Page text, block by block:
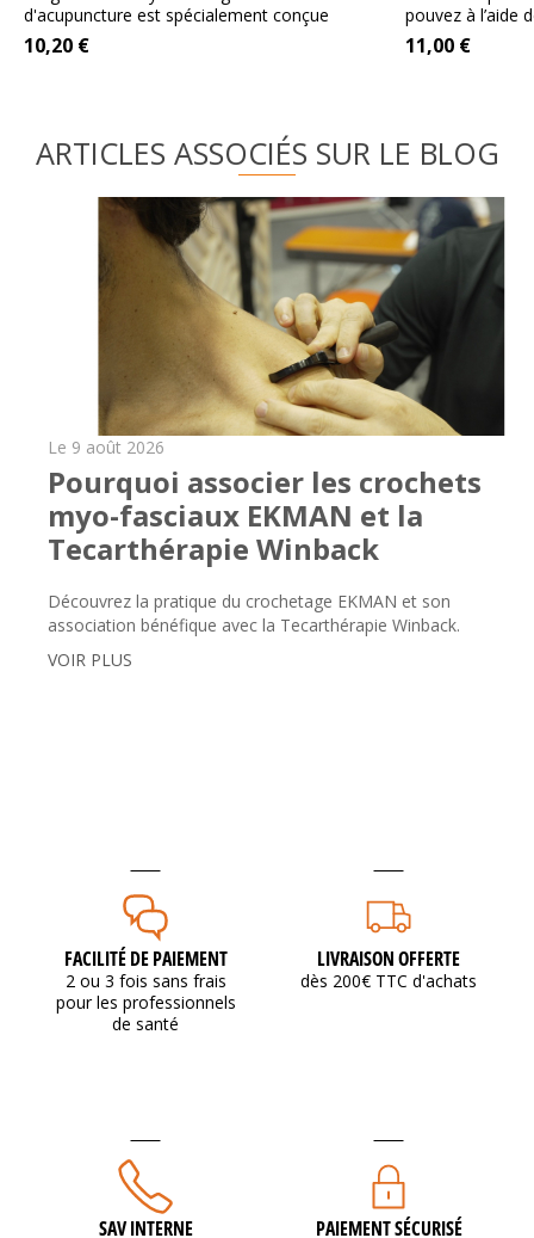
d'acupuncture est spécialement conçue
pour...
10,20 €
pouvez à l’aide
11,00 €
ARTICLES ASSOCIÉS SUR LE BLOG
Le 9 août 2026
Pourquoi associer les crochets
myo-fasciaux EKMAN et la
Tecarthérapie Winback
Découvrez la pratique du crochetage EKMAN et son
association bénéfique avec la Tecarthérapie Winback.
VOIR PLUS
FACILITÉ DE PAIEMENT
2 ou 3 fois sans frais
pour les professionnels
de santé
LIVRAISON OFFERTE
dès 200€ TTC d'achats
SAV INTERNE PAIEMENT SÉCURISÉ